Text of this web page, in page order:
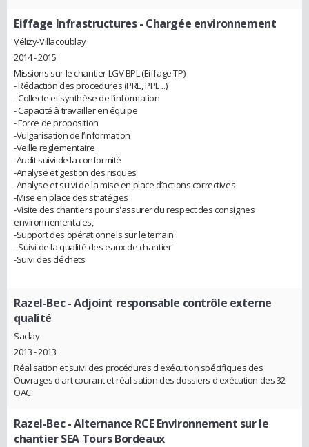
Eiffage Infrastructures- Chargée environnement
Vélizy-Villacoublay
2014 - 2015
Missions sur le chantier LGV BPL (Eiffage TP)
- Rédaction des procedures (PRE, PPE,..)
- Collecte et synthèse de l’information
- Capacité à travailler en équipe
- Force de proposition
-Vulgarisation de l’information
-Veille reglementaire
-Audit suivi de la conformité
-Analyse et gestion des risques
-Analyse et suivi de la mise en place d’actions correctives
-Mise en place des stratégies
-Visite des chantiers pour s'assurer du respect des consignes
environnementales,
-Support des opérationnels sur le terrain
- Suivi de la qualité des eaux de chantier
-Suivi des déchets
Razel-Bec- Adjoint responsable contrôle externe
qualité
Saclay
2013 - 2013
Réalisation et suivi des procédures d exécution spécifiques des
Ouvrages d art courant et réalisation des dossiers d exécution des 32
OAC.
Razel-Bec- Alternance RCE Environnement sur le
chantier SEA Tours Bordeaux